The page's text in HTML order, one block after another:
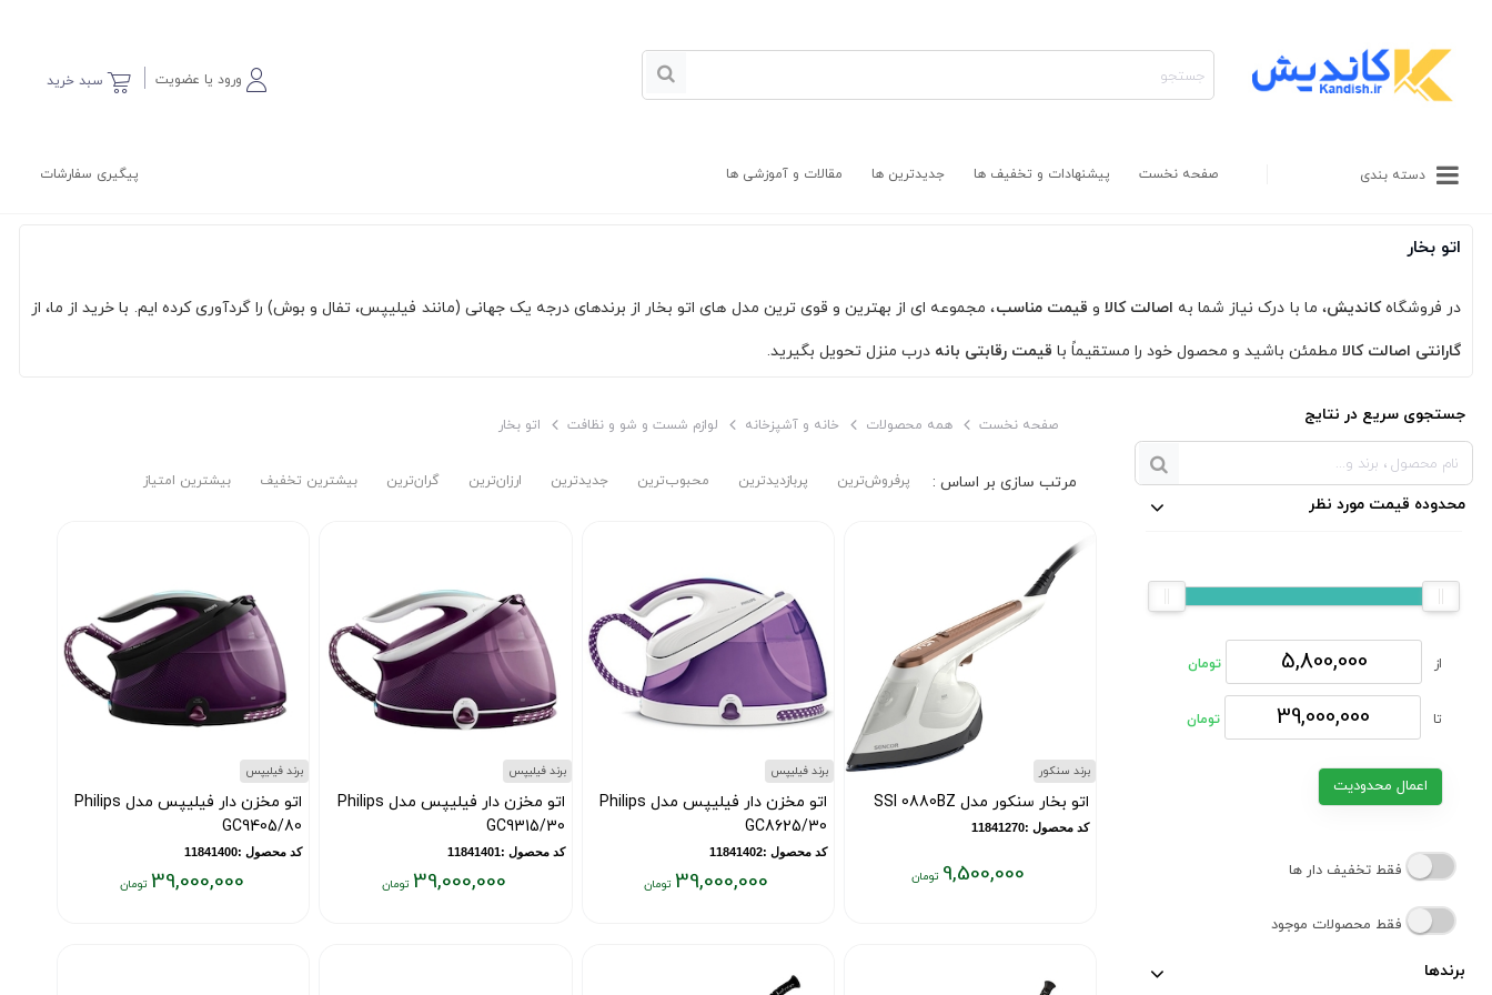
سبد خرید ورود یا عضویت
دسته بندی صفحه نخست پیشنهادات و تخفیف ها جدیدترین ها مقالات و آموزشی ها پیگیری سفارشات
اتو بخار
در فروشگاهکاندیش، ما با درک نیاز شما به اصالت کالا و قیمت مناسب، مجموعه ای از بهترین و قوی ترین مدل های اتو بخار از برندهای درجه یک جهانی (مانند فیلیپس، تفال و بوش) را گردآوری کرده ایم. با خرید از ما، از
گارانتی اصالت کالا مطمئن باشید و محصول خود را مستقیماً با قیمت رقابتی بانه درب منزل تحویل بگیرید.
جستجوی سریع در نتایج
محدوده قیمت مورد نظر
از تومان
تا تومان
اعمال محدودیت
برندها
صفحه نخست همه محصولات خانه و آشپزخانه لوازم شست و شو و نظافت اتو بخار
پرفروش‌ترین‌ پربازدیدترین محبوب‌ترین جدیدترین ارزان‌ترین گران‌ترین بیشترین تخفیف بیشترین امتیاز
برند سنکور
اتو بخار سنکور مدل SSI 0880BZ
کد محصول :11841270
9,500,000
برند فیلیپس
اتو مخزن دار فیلیپس مدل Philips
GC8625/30
کد محصول :11841402
39,000,000
تومان
برند فیلیپس
اتو مخزن دار فیلیپس مدل Philips
GC9315/30
کد محصول :11841401
39,000,000
برند فیلیپس
اتو مخزن دار فیلیپس مدل Philips
GC9405/80
کد محصول :11841400
39,000,000